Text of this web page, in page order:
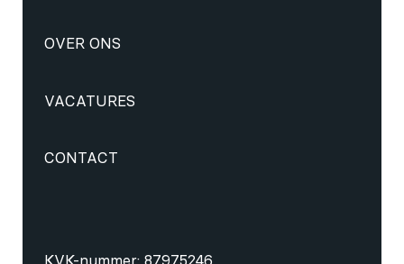
OVER ONS
VACATURES
CONTACT